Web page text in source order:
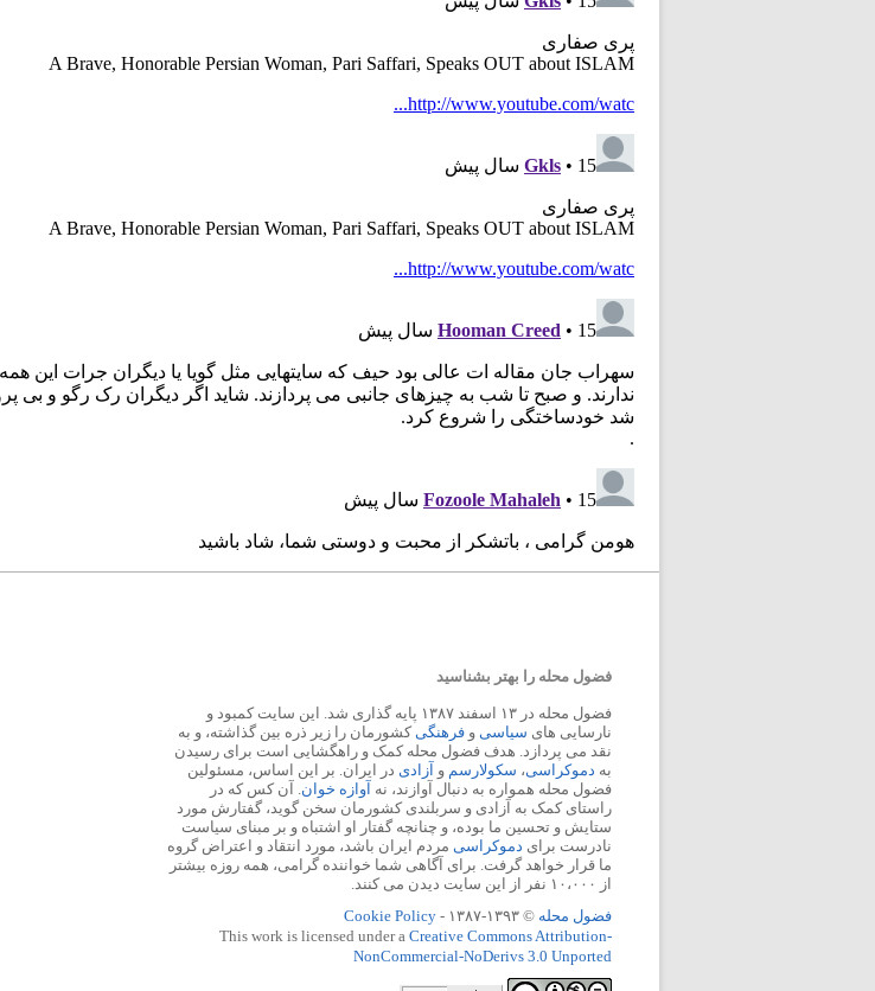
فضول محله را بهتر بشناسید
فضول محله در ۱۳ اسفند ۱۳۸۷ پایه گذاری شد. این سایت کمبود و
نارسایی های سیاسی و فرهنگیکشورمان را زیر ذره بین گذاشته، و به
نقد می پردازد. هدف فضول محله کمک و راهگشایی است برای رسیدن
به دموکراسی، سکولارسم و آزادی در ایران. بر این اساس، مسئولین
فضول محله همواره به دنبال آوازند، نه آوازه خوان. آن کس که در
راستای کمک به آزادی و سربلندی کشورمان سخن گوید، گفتارش مورد
ستایش و تحسین ما بوده، و چنانچه گفتار او اشتباه و بر مبنای سیاست
نادرست برای دموکراسی مردم ایران باشد، مورد انتقاد و اعتراض گروه
ما قرار خواهد گرفت. برای آگاهی شما خواننده گرامی، همه روزه بیشتر
از ۱۰،۰۰۰ نفر از این سایت دیدن می کنند.
فضول محله © ۱۳۹۳-۱۳۸۷ -
Cookie Policy
This work is licensed under a Creative Commons Attribution-
NonCommercial-NoDerivs 3.0 Unported